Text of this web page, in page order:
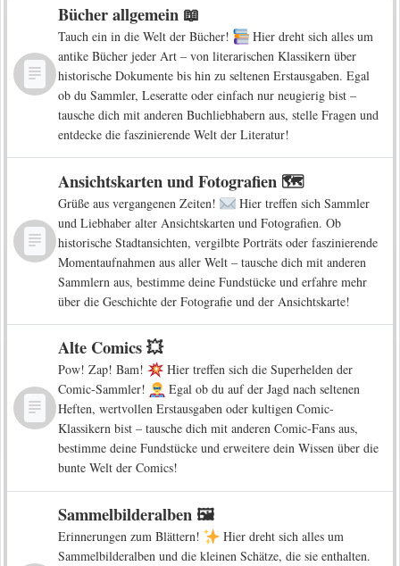
Bücher allgemein 📖
Tauch ein in die Welt der Bücher!
Hier dreht sich alles um
antike Bücher jeder Art – von literarischen Klassikern über
historische Dokumente bis hin zu seltenen Erstausgaben. Egal
ob du Sammler, Leseratte oder einfach nur neugierig bist –
tausche dich mit anderen Buchliebhabern aus, stelle Fragen und
entdecke die faszinierende Welt der Literatur!
Ansichtskarten und Fotografien 🗺️
Grüße aus vergangenen Zeiten!
Hier treffen sich Sammler
und Liebhaber alter Ansichtskarten und Fotografien. Ob
historische Stadtansichten, vergilbte Porträts oder faszinierende
Momentaufnahmen aus aller Welt – tausche dich mit anderen
Sammlern aus, bestimme deine Fundstücke und erfahre mehr
über die Geschichte der Fotografie und der Ansichtskarte!
Alte Comics 💥
Pow! Zap! Bam!
Hier treffen sich die Superhelden der
Comic-Sammler!
Egal ob du auf der Jagd nach seltenen
Heften, wertvollen Erstausgaben oder kultigen Comic-
Klassikern bist – tausche dich mit anderen Comic-Fans aus,
bestimme deine Fundstücke und erweitere dein Wissen über die
bunte Welt der Comics!
Sammelbilderalben 🖼️
Erinnerungen zum Blättern!
Hier dreht sich alles um
Sammelbilderalben und die kleinen Schätze, die sie enthalten.